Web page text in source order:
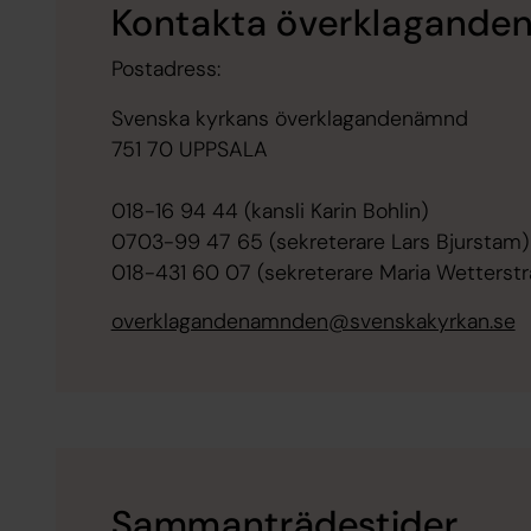
Kontakta
Postadress:
Svenska kyrkans överklagandenämnd
751 70 UPPSALA
018-16 94 44 (kansli Karin Bohlin)
0703-99 47 65 (sekreterare Lars Bjurstam)
018-431 60 07 (sekreterare Maria
overklagandenamnden@svenskakyrkan.se